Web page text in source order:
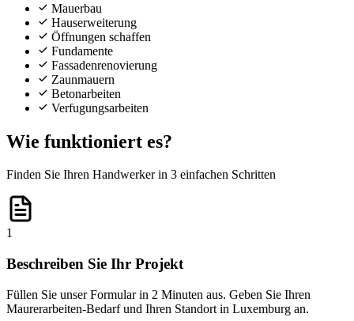
Mauerbau
Hauserweiterung
Öffnungen schaffen
Fundamente
Fassadenrenovierung
Zaunmauern
Betonarbeiten
Verfugungsarbeiten
Wie funktioniert es?
Finden Sie Ihren Handwerker in 3 einfachen Schritten
1
Beschreiben Sie Ihr Projekt
Füllen Sie unser Formular in 2 Minuten aus. Geben Sie Ihren
Maurerarbeiten-Bedarf und Ihren Standort in Luxemburg an.